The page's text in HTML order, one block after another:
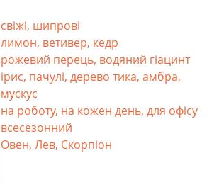
свіжі, шипрові
лимон, ветивер, кедр
рожевий перець, водяний гіацинт
ірис, пачулі, дерево тика, амбра,
мускус
на роботу, на кожен день, для офісу
всесезонний
Овен, Лев, Скорпіон